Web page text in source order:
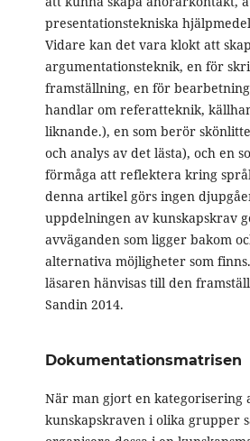
presentationstekniska
Vidare kan det vara klokt att
argumentationsteknik, en för
framställning, en för
handlar om referatteknik,
liknande.), en som berör
och analys av det lästa), och en
förmåga att reflektera kring
denna artikel görs ingen
uppdelningen av kunskapskrav
avväganden som ligger bakom
alternativa möjligheter som
läsaren hänvisas till den
Sandin 2014.
Dokumentationsmatrisen
När man gjort en kategorisering
kunskapskraven i olika grupper